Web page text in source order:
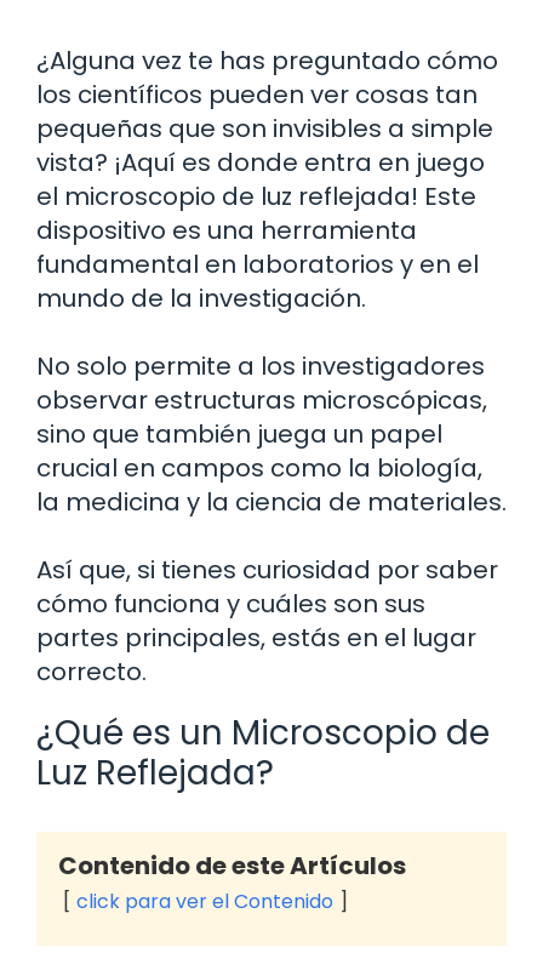
¿Alguna vez te has preguntado cómo
los científicos pueden ver cosas tan
pequeñas que son invisibles a simple
vista? ¡Aquí es donde entra en juego
el microscopio de luz reflejada! Este
dispositivo es una herramienta
fundamental en laboratorios y en el
mundo de la investigación.
No solo permite a los investigadores
observar estructuras microscópicas,
sino que también juega un papel
crucial en campos como la biología,
la medicina y la ciencia de materiales.
Así que, si tienes curiosidad por saber
cómo funciona y cuáles son sus
partes principales, estás en el lugar
correcto.
¿Qué es un Microscopio de
Luz Reflejada?
Contenido de este Artículos
click para ver el Contenido